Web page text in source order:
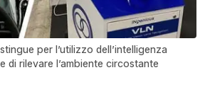
per l’utilizzo dell’intelligenza
di rilevare l’ambiente circostante